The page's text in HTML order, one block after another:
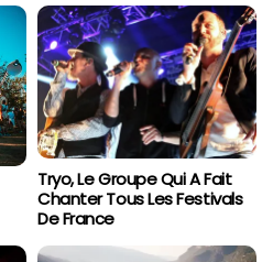
Tryo, Le Groupe Qui A Fait
Chanter Tous Les Festivals
De France